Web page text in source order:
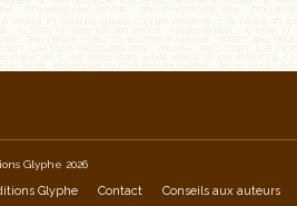
Glyphe 2026
Glyphe Contact Conseils aux auteurs